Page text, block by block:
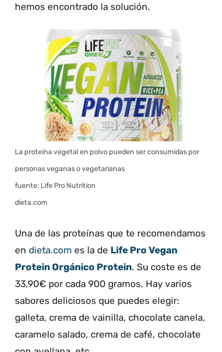
hemos encontrado la solución.
La proteína vegetal en polvo pueden ser consumidas por
personas veganas o vegetarianas
fuente: Life Pro Nutrition
dieta.com
Una de las proteínas que te recomendamos
en dieta.com es la de Life Pro Vegan
Protein Orgánico Protein. Su coste es de
33,90€ por cada 900 gramos. Hay varios
sabores deliciosos que puedes elegir:
galleta, crema de vainilla, chocolate canela,
caramelo salado, crema de café, chocolate